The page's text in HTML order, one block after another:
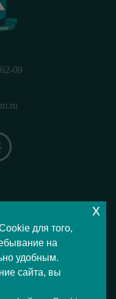
09
24.07.2018 г.
Измайлово.
для того,
на
удобным.
сайта, вы
x